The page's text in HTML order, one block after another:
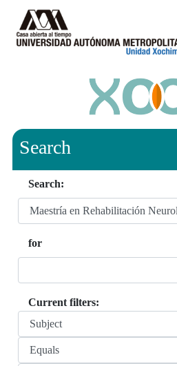
Search
Search:
for
Current filters: